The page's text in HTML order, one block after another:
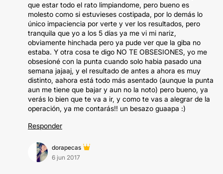
que estar todo el rato limpiandome, pero bueno es
molesto como si estuvieses costipada, por lo demás lo
único impaciencia por verte y ver los resultados, pero
tranquila que yo a los 5 días ya me vi mi nariz,
obviamente hinchada pero ya pude ver que la giba no
estaba. Y otra cosa te digo NO TE OBSESIONES, yo me
obsesioné con la punta cuando solo habia pasado una
semana jajaaj, y el resultado de antes a ahora es muy
distinto, aahora está todo más asentado (aunque la punta
aun me tiene que bajar y aun no la noto) pero bueno, ya
verás lo bien que te va a ir, y como te vas a alegrar de la
operación, ya me contarás!! un besazo guaapa :)
Responder
dorapecas
6 jun 2017